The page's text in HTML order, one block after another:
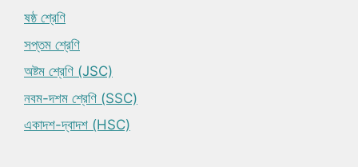
ষষ্ঠ শ্রেণি
সপ্তম শ্রেণি
অষ্টম শ্রেণি (JSC)
নবম-দশম শ্রেণি (SSC)
একাদশ-দ্বাদশ (HSC)